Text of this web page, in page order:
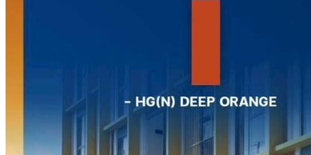
ควอร์ท ราวน์
กระเบื้องหกเหลี่ยม
อ่างล้างหน้าเซรามิค
ปูนกาวยาเเนวจระเข้